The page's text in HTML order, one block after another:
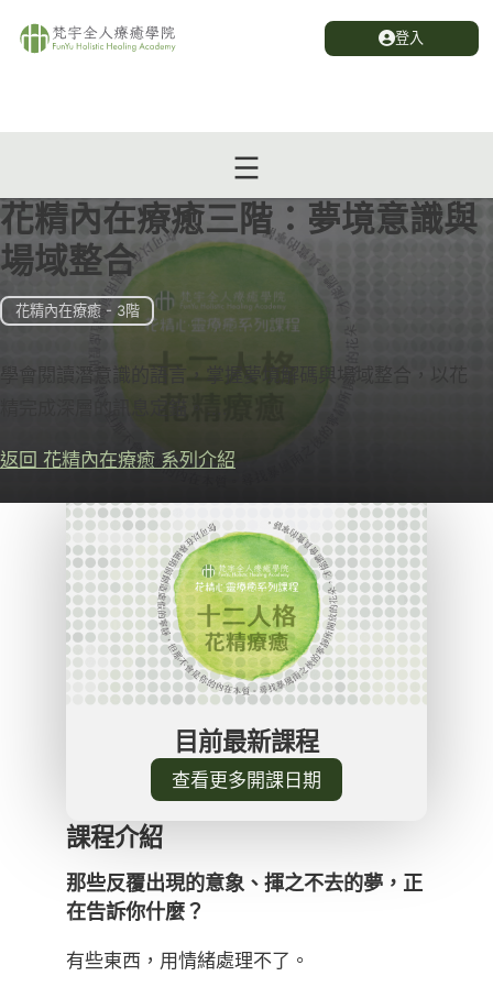
登入
花精內在療癒三階：夢境意識與
場域整合
花精內在療癒 - 3階
學會閱讀潛意識的語言，掌握夢境解碼與場域整合，以花
返回 花精內在療癒 系列介紹
課程介紹
那些反覆出現的意象、揮之不去的夢，正
在告訴你什麼？
有些東西，用情緒處理不了。
目前最新課程
查看更多開課日期